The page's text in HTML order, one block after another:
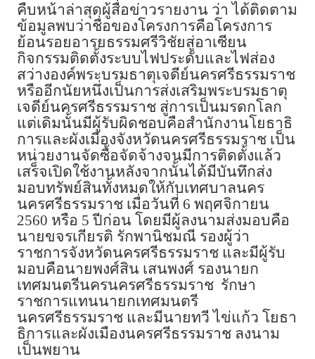
คืบหน้าล่าสุดผู้สื่อข่าวรายงาน ว่า ได้ติดตาม
ข้อมูลพบว่าชื่อของโครงการคือโครงการ
ย้อนรอยอารยธรรมศรีวิชัยสู่อาเซียน
กิจกรรมติดตั้งระบบไฟประดับและไฟส่อง
สว่างองค์พระบรมธาตุเจดีย์นครศรีธรรมราช
หรืออีกนัยหนึ่งเป็นการส่งเสริมพระบรมธาตุ
เจดีย์นครศรีธรรมราช สู่การเป็นมรดกโลก
แต่เดิมนั้นมีผู้รับผิดชอบคือสำนักงานโยธาธิ
การและผังเมืองจังหวัดนครศรีธรรมราช เป็น
หน่วยงานจัดซื้อจัดจ้างจนมีการติดตั้งแล้ว
เสร็จเปิดใช้งานหลังจากนั้นได้มีบันทึกส่ง
มอบทรัพย์สินทั้งหมดให้กับเทศบาลนคร
นครศรีธรรมราช เมื่อวันที่ 6 พฤศจิกายน
2560 หรือ 5 ปีก่อน โดยมีผู้ลงนามส่งมอบคือ
นายขจรเกียรติ รักพานิชมณี รองผู้ว่า
ราชการจังหวัดนครศรีธรรมราช และมีผู้รับ
มอบคือนายพงศ์สิน เสนพงศ์ รองนายก
เทศมนตรีนครนครศรีธรรมราช รักษา
ราชการแทนนายกเทศมนตรี
นครศรีธรรมราช และมีนายทวี ไข่แก้ว โยธา
ธิการและผังเมืองนครศรีธรรมราช ลงนาม
เป็นพยาน